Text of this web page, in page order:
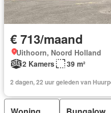
€ 713/maand
Uithoorn, Noord Holland
2 Kamers
39 m²
2 dagen, 22 uur geleden van